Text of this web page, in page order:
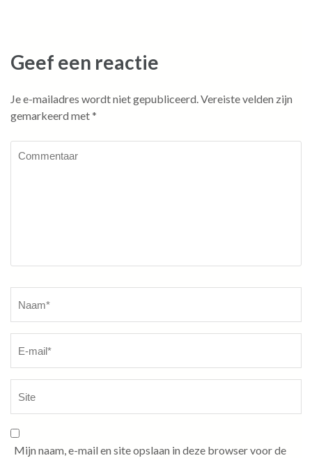
Geef een reactie
Je e-mailadres wordt niet gepubliceerd.Vereiste velden zijn
gemarkeerd met*
Mijn naam, e-mail en site opslaan in deze browser voor de